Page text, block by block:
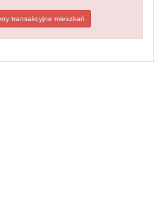
transakcyjne mieszkań